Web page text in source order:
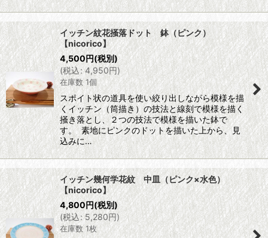
イッチン紋花掻落ドット 鉢（ピンク）
【nicorico】
4,500円(税別)
(税込: 4,950円)
在庫数 1個
スポイト状の道具を使い絞り出しながら模様を描
くイッチン（筒描き）の技法と線刻で模様を描く
掻き落とし、２つの技法で模様を描いた鉢で
す。 素地にピンクのドットを描いた上から、見
込みに…
イッチン幾何学花紋 中皿（ピンク×水色）
【nicorico】
4,800円(税別)
(税込: 5,280円)
在庫数 1枚